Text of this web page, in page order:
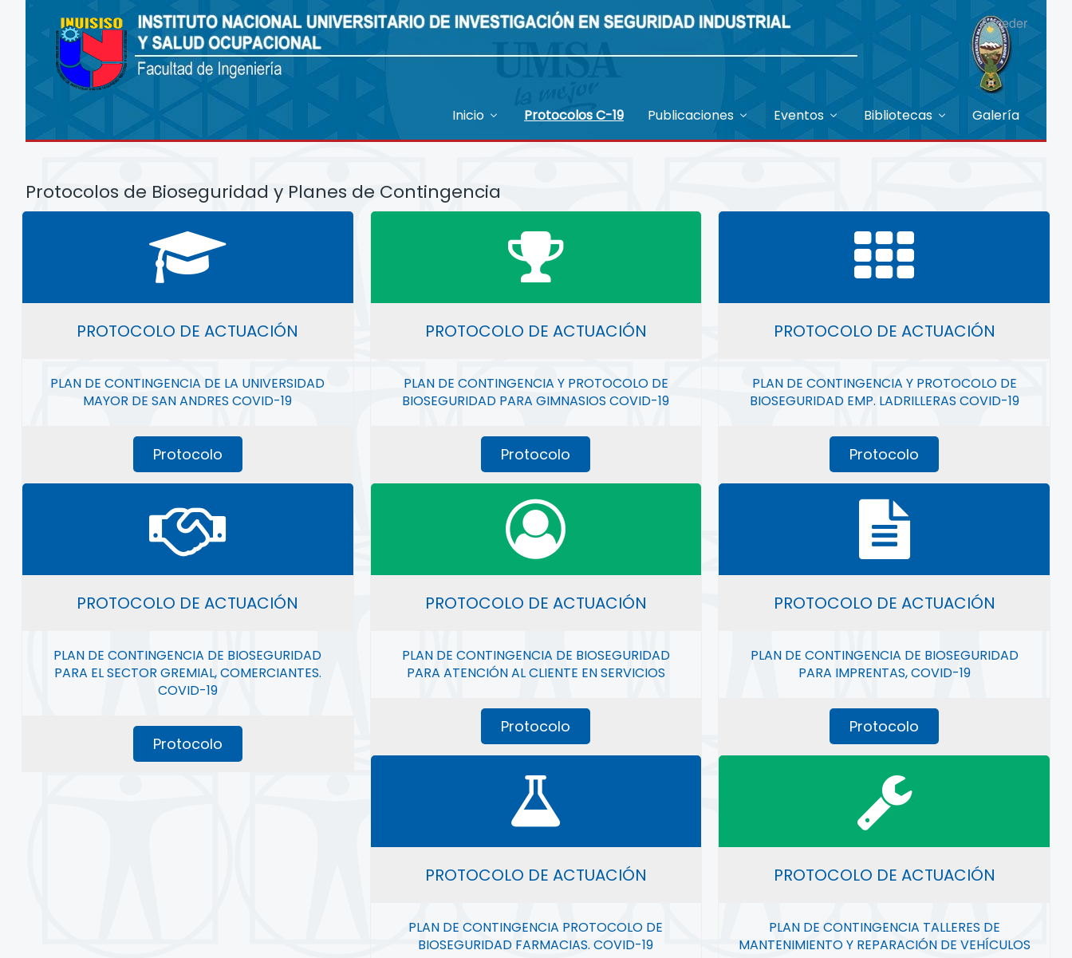
Acceder
Inicio Protocolos C-19 Publicaciones Eventos Bibliotecas Galería
Protocolos de Bioseguridad y Planes de Contingencia
PROTOCOLO DE ACTUACIÓN
PLAN DE CONTINGENCIA DE LA UNIVERSIDAD
MAYOR DE SAN ANDRES COVID-19
Protocolo
PROTOCOLO DE ACTUACIÓN
PLAN DE CONTINGENCIA Y PROTOCOLO DE
BIOSEGURIDAD PARA GIMNASIOS COVID-19
Protocolo
PROTOCOLO DE ACTUACIÓN
PLAN DE CONTINGENCIA Y PROTOCOLO DE
BIOSEGURIDAD EMP. LADRILLERAS COVID-19
Protocolo
PROTOCOLO DE ACTUACIÓN
PLAN DE CONTINGENCIA DE BIOSEGURIDAD
PARA EL SECTOR GREMIAL, COMERCIANTES.
COVID-19
Protocolo
PROTOCOLO DE ACTUACIÓN
PLAN DE CONTINGENCIA DE BIOSEGURIDAD
PARA ATENCIÓN AL CLIENTE EN SERVICIOS
Protocolo
PROTOCOLO DE ACTUACIÓN
PLAN DE CONTINGENCIA DE BIOSEGURIDAD
PARA IMPRENTAS, COVID-19
Protocolo
PROTOCOLO DE ACTUACIÓN
PLAN DE CONTINGENCIA PROTOCOLO DE
BIOSEGURIDAD FARMACIAS. COVID-19
PROTOCOLO DE ACTUACIÓN
PLAN DE CONTINGENCIA TALLERES DE
MANTENIMIENTO Y REPARACIÓN DE VEHÍCULOS